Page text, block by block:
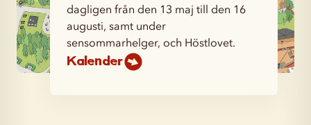
dagligen från den 13 maj till den 16
augusti, samt under
sensommarhelger, och Höstlovet.
Kalender